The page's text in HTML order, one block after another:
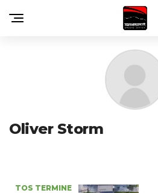
Oliver Storm
TOS TERMINE